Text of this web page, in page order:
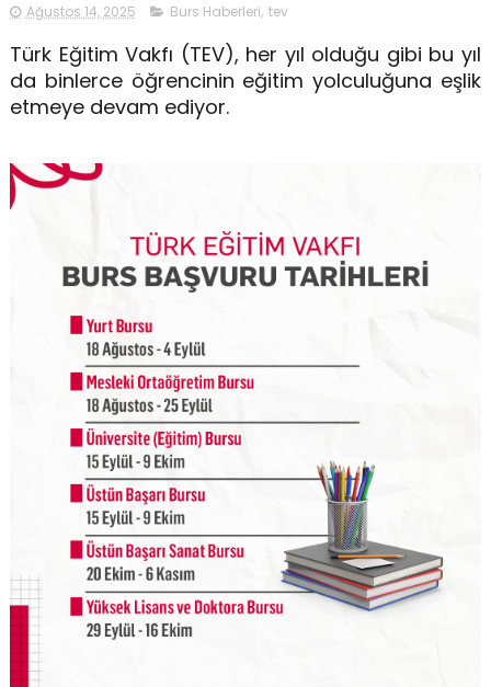
Ağustos 14, 2025 Burs Haberleri, tev
Türk Eğitim Vakfı (TEV), her yıl olduğu gibi bu yıl
da binlerce öğrencinin eğitim yolculuğuna eşlik
etmeye devam ediyor.